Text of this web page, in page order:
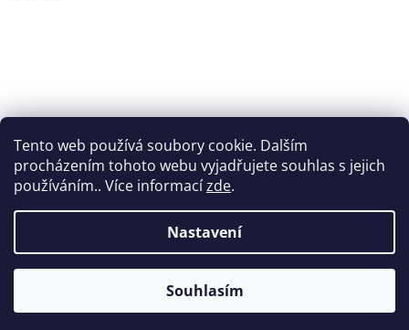
Tento web používá soubory cookie. Dalším
procházením tohoto webu vyjadřujete souhlas s jejich
používáním.. Více informacízde.
Nastavení
Souhlasím
Vytvořil Shoptet
Brahmashop.cz. Všechna práva vyhrazena.